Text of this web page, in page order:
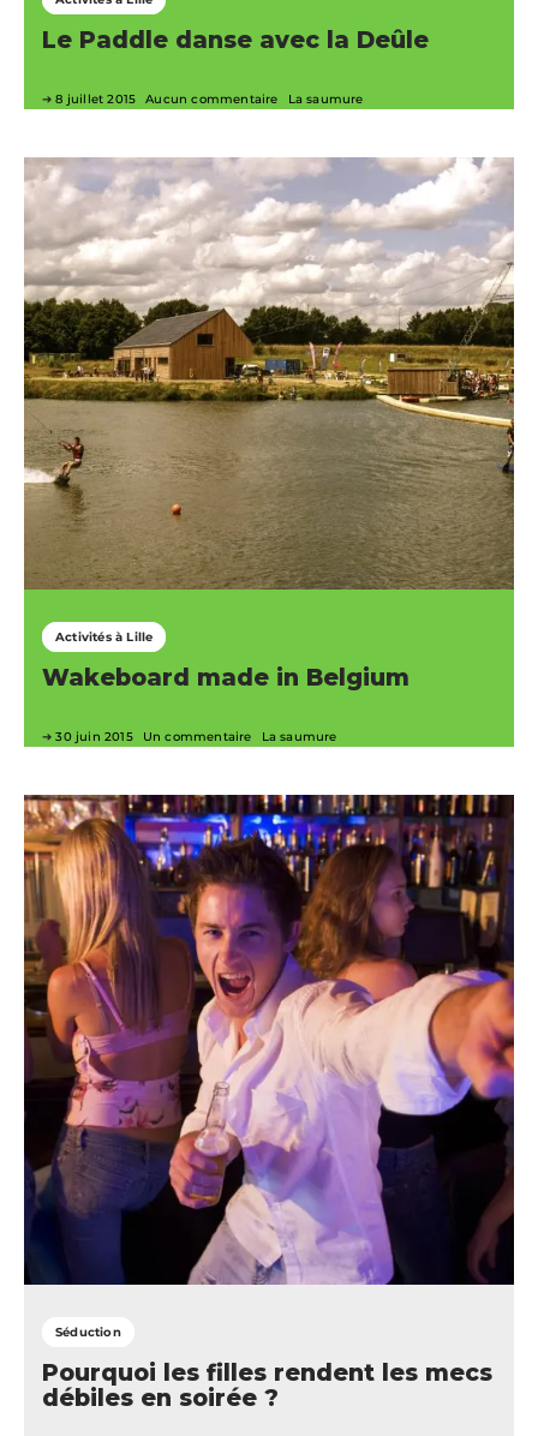
Le Paddle danse avec la Deûle
8 juillet 2015 Aucun commentaire La saumure
Activités à Lille
Wakeboard made in Belgium
30 juin 2015 Un commentaire La saumure
Séduction
Pourquoi les filles rendent les mecs
débiles en soirée ?